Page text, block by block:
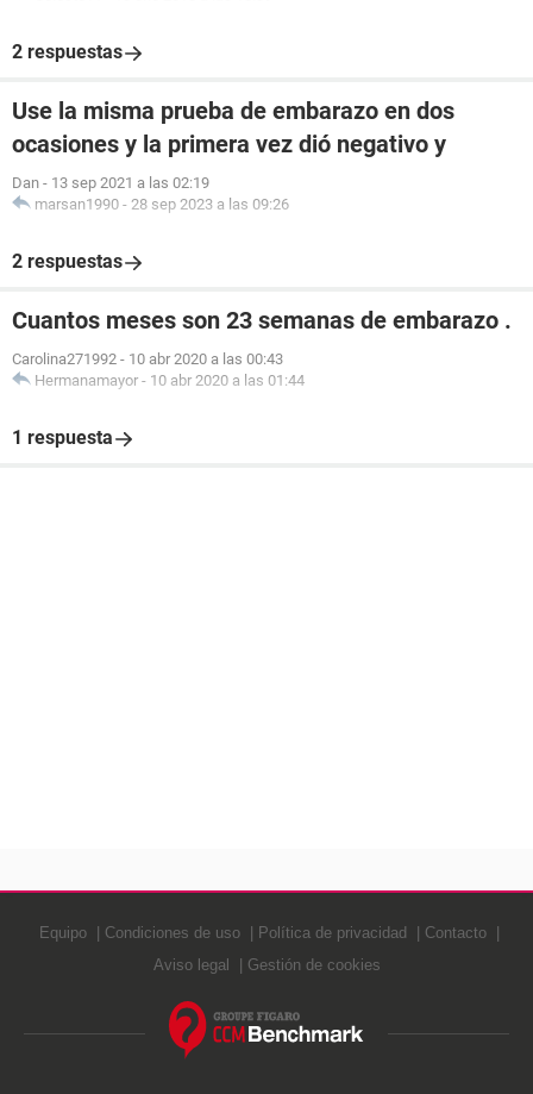
2 respuestas
Use la misma prueba de embarazo en dos
ocasiones y la primera vez dió negativo y
Dan - 13 sep 2021 a las 02:19
marsan1990 - 28 sep 2023 a las 09:26
2 respuestas
Cuantos meses son 23 semanas de embarazo .
Carolina271992 - 10 abr 2020 a las 00:43
Hermanamayor - 10 abr 2020 a las 01:44
1 respuesta
Equipo Condiciones de uso Política de privacidad
Contacto
Aviso legal
Gestión de cookies